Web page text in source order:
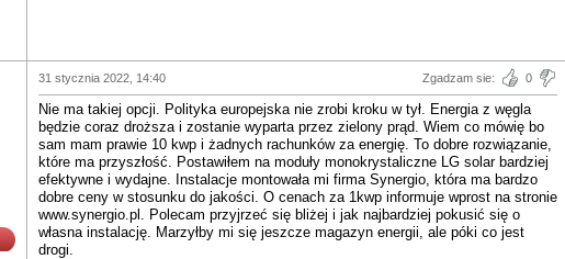
31 stycznia 2022, 14:40 Zgadzam sie: 0
Nie ma takiej opcji. Polityka europejska nie zrobi kroku w tył. Energia z węgla
będzie coraz droższa i zostanie wyparta przez zielony prąd. Wiem co mówię bo
sam mam prawie 10 kwp i żadnych rachunków za energię. To dobre rozwiązanie,
które ma przyszłość. Postawiłem na moduły monokrystaliczne LG solar bardziej
efektywne i wydajne. Instalacje montowała mi firma Synergio, która ma bardzo
dobre ceny w stosunku do jakości. O cenach za 1kwp informuje wprost na stronie
www.synergio.pl. Polecam przyjrzeć się bliżej i jak najbardziej pokusić się o
własna instalację. Marzyłby mi się jeszcze magazyn energii, ale póki co jest
drogi.